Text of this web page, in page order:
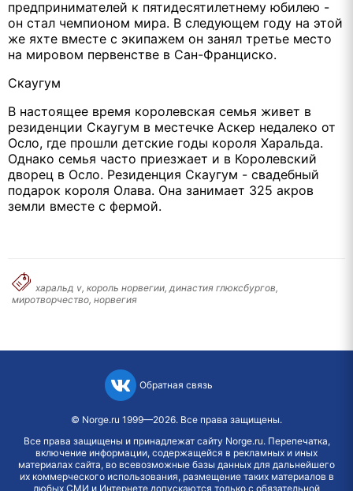
предпринимателей к пятидесятилетнему юбилею -
он стал чемпионом мира. В следующем году на этой
же яхте вместе с экипажем он занял третье место
на мировом первенстве в Сан-Франциско.
Скаугум
В настоящее время королевская семья живет в
резиденции Скаугум в местечке Аскер недалеко от
Осло, где прошли детские годы короля Харальда.
Однако семья часто приезжает и в Королевский
дворец в Осло. Резиденция Скаугум - свадебный
подарок короля Олава. Она занимает 325 акров
земли вместе с фермой.
харальд v, король норвегии, династия глюксбургов,
миротворчество, норвегия
Обратная связь
© Norge.ru 1999—2026. Все права защищены.
Все права защищены и принадлежат сайту Norge.ru. Перепечатка,
включение информации, содержащейся в рекламных и иных
материалах сайта, во всевозможные базы данных для дальнейшего
их коммерческого использования, размещение таких материалов в
любых СМИ и Интернете допускаются только с обязательной